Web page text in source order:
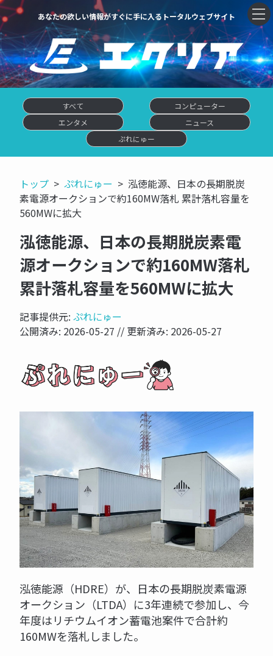
あなたの欲しい情報がすぐに手に入るトータルウェブサイト
すべて
コンピューター
エンタメ
ニュース
ぷれにゅー
トップ ぷれにゅー
泓徳能源、日本の長期脱炭
素電源オークションで約160MW落札 累計落札容量を
560MWに拡大
泓徳能源、日本の長期脱炭素電
源オークションで約160MW落札
累計落札容量を560MWに拡大
記事提供元: ぷれにゅー
公開済み: 2026-05-27 // 更新済み: 2026-05-27
泓徳能源（HDRE）が、日本の長期脱炭素電源
オークション（LTDA）に3年連続で参加し、今
年度はリチウムイオン蓄電池案件で合計約
160MWを落札しました。